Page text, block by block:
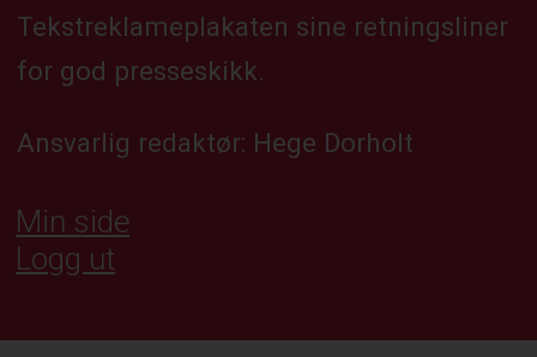
Tekstreklameplakaten sine retningsliner
for god presseskikk.
Ansvarlig redaktør: Hege Dorholt
Min side
Logg ut